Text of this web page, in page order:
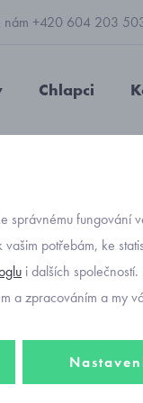
nám +420 604 203
Chlapci
správnému fungování
potřebám, ke
i dalších
a zpracováním a my